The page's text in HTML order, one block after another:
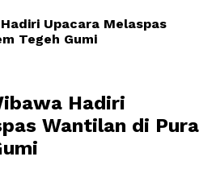
Upacara Melaspas
Tegeh Gumi
Hadiri
Wantilan di Pura